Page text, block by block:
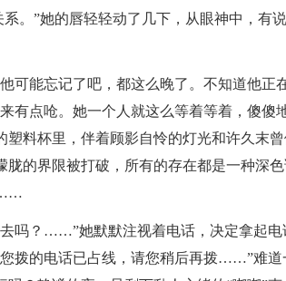
。”她的唇轻轻动了几下，从眼神中，有说
可能忘记了吧，都这么晚了。不知道他正
有点呛。她一个人就这么等着等着，傻傻
料杯里，伴着顾影自怜的灯光和许久末
的界限被打破，所有的存在都是一种深色
……
吗？……”她默默注视着电话，决定拿起电
拨的电话已占线，请您稍后再拨……”难道